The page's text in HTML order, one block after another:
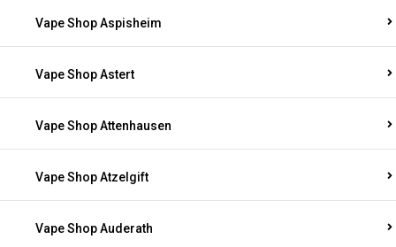
Vape Shop Aspisheim
Vape Shop Astert
Vape Shop Attenhausen
Vape Shop Atzelgift
Vape Shop Auderath